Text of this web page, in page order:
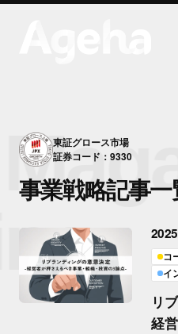
東証グロース市場
証券コード：9330
事業戦略記事一
コ
イ
リ
経